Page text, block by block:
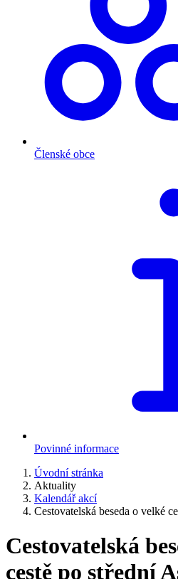
Členské obce
Povinné informace
Úvodní stránka
Aktuality
Kalendář akcí
Cestovatelská beseda o velké
Cestovatelská
cestě po střední